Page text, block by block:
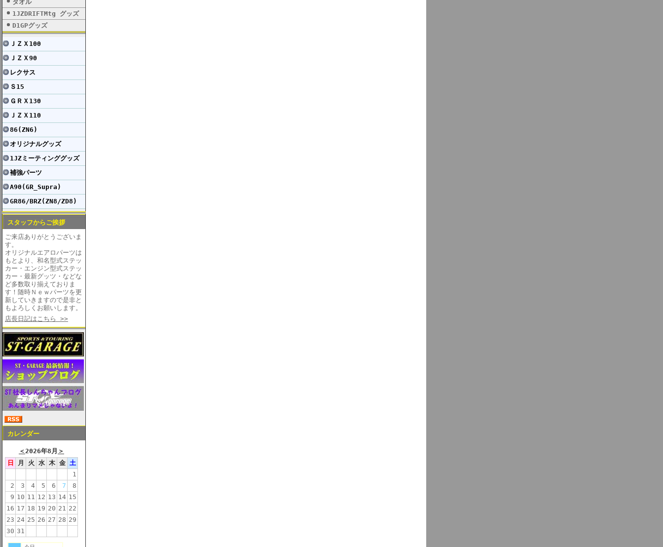
タオル
1JZDRIFTMtg グッズ
D1GPグッズ
ＪＺＸ100
ＪＺＸ90
レクサス
Ｓ15
ＧＲＸ130
ＪＺＸ110
86(ZN6)
オリジナルグッズ
1JZミーティンググッズ
補強パーツ
A90(GR_Supra)
GR86/BRZ(ZN8/ZD8)
スタッフからご挨拶
ご来店ありがとうございま
す。
オリジナルエアロパーツは
もとより、和名型式ステッ
カー・エンジン型式ステッ
カー・最新グッツ・などな
ど多数取り揃えておりま
す！随時Ｎｅｗパーツを更
新していきますので是非と
もよろしくお願いします。
店長日記はこちら >>
カレンダー
＜2026年8月 ＞
日
月 火 水 木 金 土
1
2
3 4 5 6 7
8
9 10 11 12 13 14 15
16 17 18 19 20 21 22
23 24 25 26 27 28 29
30 31